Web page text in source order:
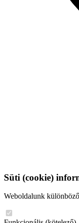
Süti (cookie)
Weboldalunk